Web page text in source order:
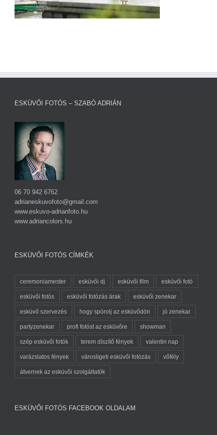
ESKÜVŐI FOTÓS – SZABÓ ADRIÁN
06 70 942 6762
adrianeskuvofoto@gmail.com
www.eskuvo-adrianfoto.hu
www.adriancolors.hu
ESKÜVŐI FOTÓS CÍMKÉK
ceremoniamester esküvői dj esküvői film esküvői fotó
esküvői fotós esküvői fotózás árak esküvői zenekar
esküvő szervezés hogy spórolj az esküvődön jó zenekar
partyzenekar profi fotóst az esküvőre showman
szép esküvői fotók terem díszítő fények valentin nap
varázslatos fények városligeti esküvői fotózás vőfély
átvernek az esküvői szolgáltatók
ESKÜVŐI FOTÓS FACEBOOK OLDALAM